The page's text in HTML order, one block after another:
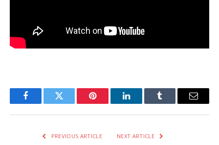
FacebookTwitter Pinterest LinkedInTumblr Email
PREVIOUS ARTICLE NEXT ARTICLE